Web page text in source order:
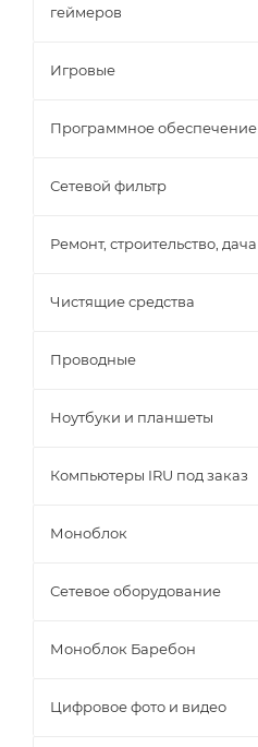
геймеров
Игровые
Программное обеспечение
Сетевой фильтр
Ремонт, строительство, дача
Чистящие средства
Проводные
Ноутбуки и планшеты
Компьютеры IRU под заказ
Моноблок
Сетевое оборудование
Моноблок Баребон
Цифровое фото и видео